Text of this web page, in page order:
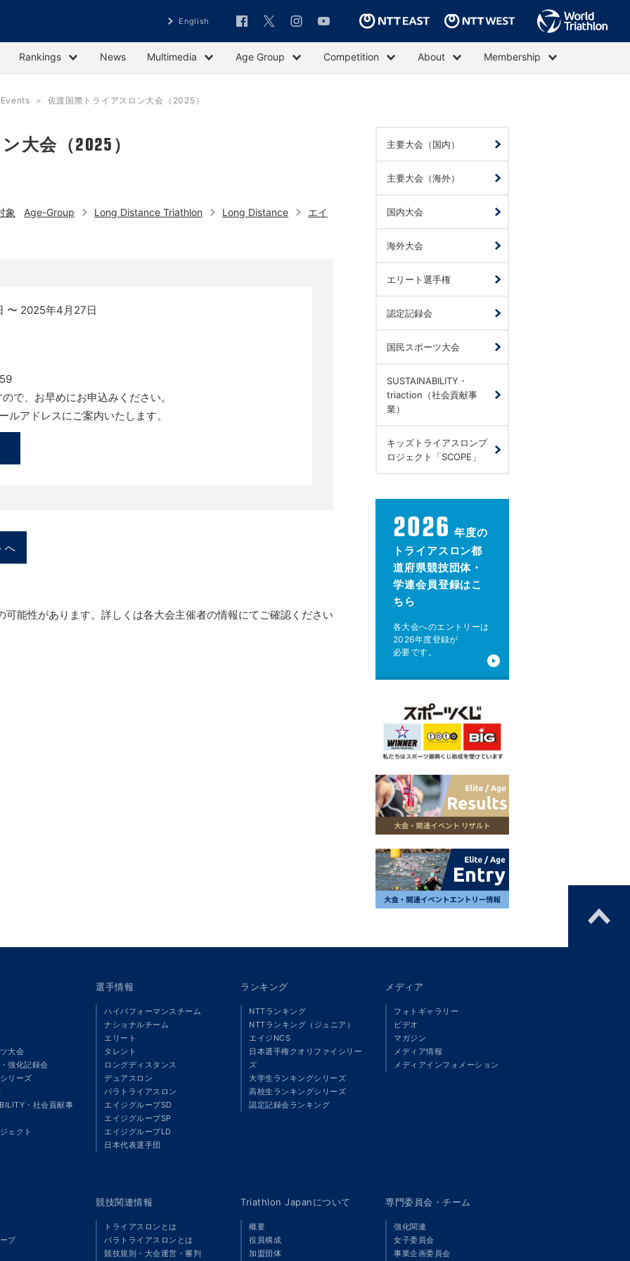
English
Rankings News Multimedia Age Group Competition About Membership
Events 佐渡国際トライアスロン大会（2025）
大会（2025）
象 Age-Group Long Distance Triathlon Long Distance
エイ
〜 2025年4月27日
で、お早めにお申込みください。
アドレスにご案内いたします。
へ
能性があります。詳しくは各大会主催者の情報にてご確認ください
主要大会（国内）
主要大会（海外）
国内大会
海外大会
エリート選手権
認定記録会
国民スポーツ大会
SUSTAINABILITY・
triaction（社会貢献事
業）
キッズトライアスロンプ
ロジェクト「SCOPE」
2026 年度の
トライアスロン都
道府県競技団体・
学連会員登録はこ
ちら
各大会へのエントリーは
2026年度登録が
必要です。
大会
強化記録会
リーズ
・社会貢献事
ェクト
選手情報
ハイパフォーマンスチーム
ナショナルチーム
エリート
タレント
ロングディスタンス
デュアスロン
パラトライアスロン
エイジグループSD
エイジグループSP
エイジグループLD
日本代表選手団
ランキング
NTTランキング
NTTランキング（ジュニア）
エイジNCS
日本選手権クオリファイシリー
ズ
大学生ランキングシリーズ
高校生ランキングシリーズ
認定記録会ランキング
メディア
フォトギャラリー
ビデオ
マガジン
メディア情報
メディアインフォメーション
プ
競技関連情報
トライアスロンとは
パラトライアスロンとは
競技規則・大会運営・審判
Triathlon Japanについて
概要
役員構成
加盟団体
専門委員会・チーム
強化関連
女子委員会
事業企画委員会